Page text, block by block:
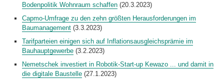
Bodenpolitik Wohnraum schaffen (20.3.2023)
Capmo-Umfrage zu den zehn größten Herausforderungen im
Baumanagement (3.3.2023)
Tarifparteien einigen sich auf Inflationsausgleichsprämie im
Bauhauptgewerbe (3.2.2023)
Nemetschek investiert in Robotik-Start-up Kewazo ... und damit in
die digitale Baustelle (27.1.2023)